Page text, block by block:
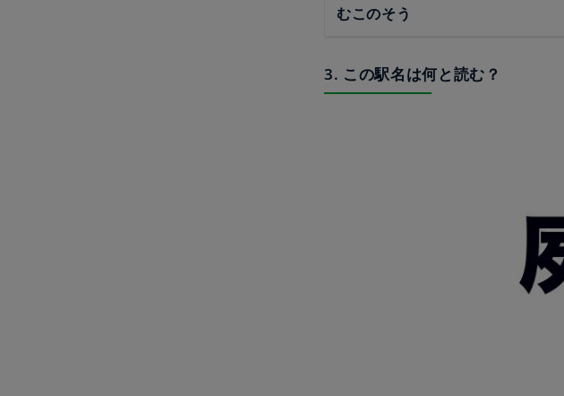
むこのそう
3. この駅名は何と読む？